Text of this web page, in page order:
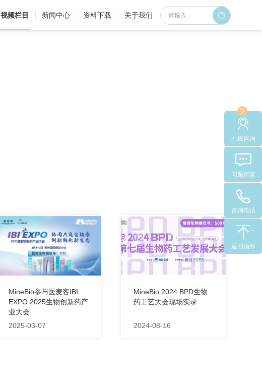
视频栏目 新闻中心 资料下载 关于我们
当前位置：首页>视频栏目>MineBio展会
MineBio参与医麦客IBI
EXPO 2025生物创新药产
业大会
2025-03-07
MineBio 2024 BPD生物
药工艺大会现场实录
2024-08-16
在线咨询
问题留言
咨询电话
返回顶部